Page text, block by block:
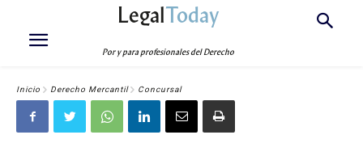
LegalToday
Por y para profesionales del Derecho
Inicio Derecho Mercantil Concursal